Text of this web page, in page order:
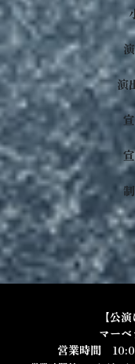
演
【公
マー
営業時間